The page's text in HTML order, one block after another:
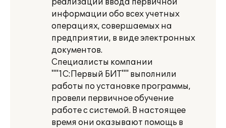
реализации ввода первичной
информации обо всех учетных
операциях, совершаемых на
предприятии, в виде электронных
документов.
Специалисты компании
""1С:Первый БИТ"" выполнили
работы по установке программы,
провели первичное обучение
работе с системой. В настоящее
время они оказывают помощь в